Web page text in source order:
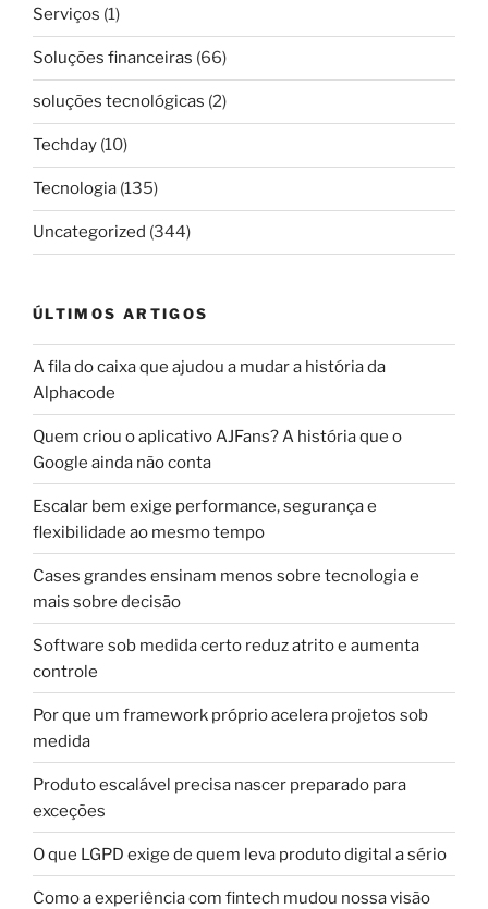
Serviços (1)
Soluções financeiras (66)
soluções tecnológicas (2)
Techday (10)
Tecnologia (135)
Uncategorized (344)
ÚLTIMOS ARTIGOS
A fila do caixa que ajudou a mudar a história da
Alphacode
Quem criou o aplicativo AJFans? A história que o
Google ainda não conta
Escalar bem exige performance, segurança e
flexibilidade ao mesmo tempo
Cases grandes ensinam menos sobre tecnologia e
mais sobre decisão
Software sob medida certo reduz atrito e aumenta
controle
Por que um framework próprio acelera projetos sob
medida
Produto escalável precisa nascer preparado para
exceções
O que LGPD exige de quem leva produto digital a sério
Como a experiência com fintech mudou nossa visão